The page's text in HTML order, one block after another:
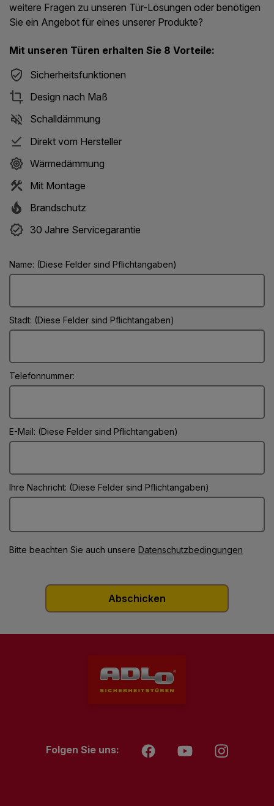
weitere Fragen zu unseren Tür-Lösungen oder benötigen
Sie ein Angebot für eines unserer Produkte?
Mit unseren Türen erhalten Sie 8 Vorteile:
Sicherheitsfunktionen
Design nach Maß
Schalldämmung
Direkt vom Hersteller
Wärmedämmung
Mit Montage
Brandschutz
30 Jahre Servicegarantie
Name: (Diese Felder sind Pflichtangaben)
Stadt: (Diese Felder sind Pflichtangaben)
Telefonnummer:
E-Mail: (Diese Felder sind Pflichtangaben)
Ihre Nachricht: (Diese Felder sind Pflichtangaben)
Bitte beachten Sie auch unsere Datenschutzbedingungen
Folgen Sie uns: